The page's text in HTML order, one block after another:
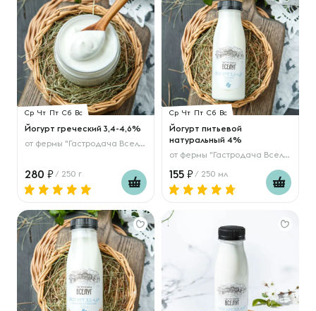
Ср Чт Пт Сб Вс
Йогурт греческий 3,4-4,6%
от фермы "Гастродача Вселуг"
280 / 250 г
Ср Чт Пт Сб Вс
Йогурт питьевой
натуральный 4%
от фермы "Гастродача Вселуг"
155 / 250 мл